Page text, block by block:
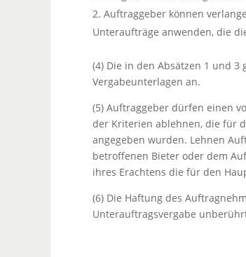
Auftraggeber können
Unteraufträge anwenden, die
(4) Die in den Absätzen 1 und
Vergabeunterlagen an.
(5) Auftraggeber dürfen einen
der Kriterien ablehnen, die für
angegeben wurden. Lehnen
betroffenen Bieter oder dem
ihres Erachtens die für den
(6) Die Haftung des
Unterauftragsvergabe